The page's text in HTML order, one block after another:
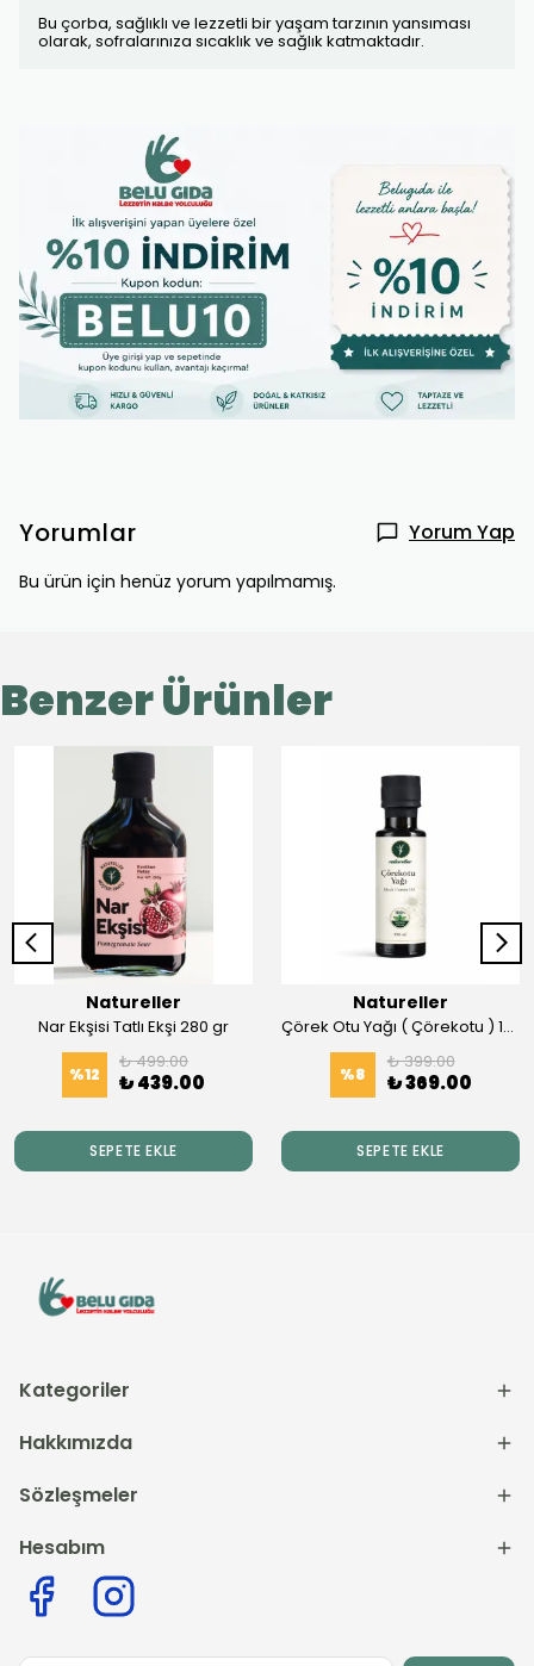
Bu çorba, sağlıklı ve lezzetli bir yaşam tarzının yansıması
olarak, sofralarınıza sıcaklık ve sağlık katmaktadır.
Yorumlar Yorum Yap
Bu ürün için henüz yorum yapılmamış.
Benzer Ürünler
Natureller
Nar Ekşisi Tatlı Ekşi 280 gr
%12
₺ 499.00
₺ 439.00
SEPETE EKLE
Natureller
Çörek Otu Yağı ( Çörekotu ) 100 ml Soğuk Press
%8
₺ 399.00
₺ 369.00
SEPETE EKLE
Kategoriler
Hakkımızda
Sözleşmeler
Hesabım